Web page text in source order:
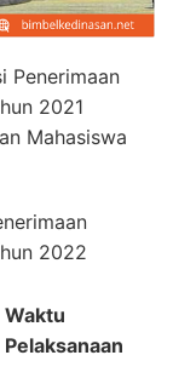
Penerimaan
2021
Mahasiswa
2022
Waktu
Pelaksanaan